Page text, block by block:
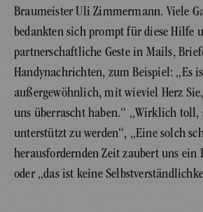
Braumeister Uli Zimmermann. Viele
bedankten sich prompt für diese Hilfe
partnerschaftliche Geste in Mails,
Handynachrichten, zum Beispiel: „Es
außergewöhnlich, mit wieviel Herz
uns überrascht haben.“ „Wirklich toll,
unterstützt zu werden“, „Eine solch
herausfordernden Zeit zaubert uns ein
oder „das ist keine